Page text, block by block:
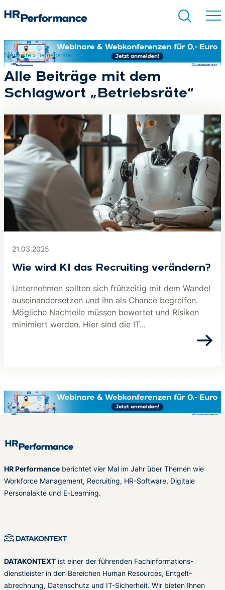
Suchen
Startseite» Betriebsräte
Alle Beiträge mit dem
Schlagwort „Betriebsräte“
21.03.2025
Wie wird KI das Recruiting verändern?
Unternehmen sollten sich frühzeitig mit dem Wandel
auseinandersetzen und ihn als Chance begreifen.
Mögliche Nachteile müssen bewertet und Risiken
minimiert werden. Hier sind die IT...
HR Performance berichtet vier Mal im Jahr über Themen wie
Workforce Management, Recruiting, HR-Software, Digitale
Personalakte und E-Learning.
DATAKONTEXT ist einer der führenden Fachinformations-
dienstleister in den Bereichen Human Resources, Entgelt-
abrechnung, Datenschutz und IT-Sicherheit. Wir bieten Ihnen